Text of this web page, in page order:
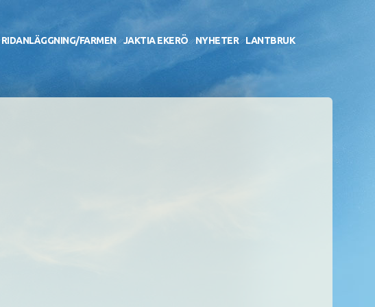
RIDANLÄGGNING/FARMEN JAKTIA EKERÖ NYHETER LANTBRUK